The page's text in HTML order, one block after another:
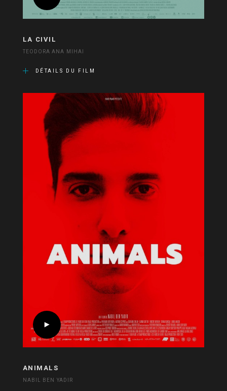
LA CIVIL
TEODORA ANA MIHAI
DÉTAILS DU FILM
ANIMALS
NABIL BEN YADIR